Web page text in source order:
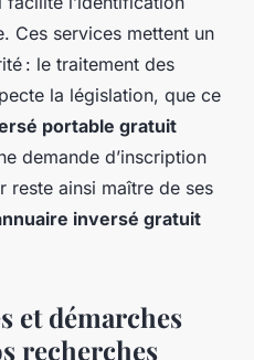
Ces services mettent un
: le traitement des
la législation, que ce
portable gratuit
demande d’inscription
reste ainsi maître de ses
inversé gratuit
et démarches
recherches